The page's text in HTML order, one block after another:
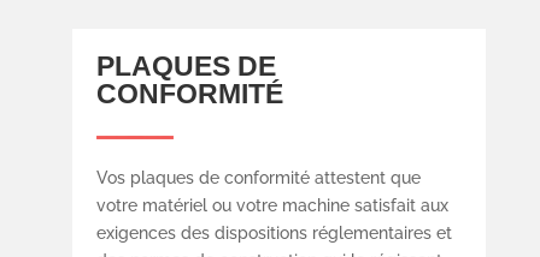
PLAQUES DE
CONFORMITÉ
Vos plaques de conformité attestent que
votre matériel ou votre machine satisfait aux
exigences des dispositions réglementaires et